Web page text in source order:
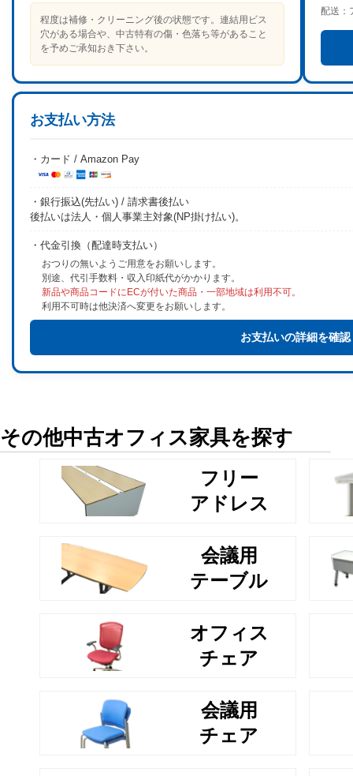
程度は補修・クリーニング後の状態です。連結用ビス
穴がある場合や、中古特有の傷・色落ち等があること
を予めご承知おき下さい。
配送：
お支払い方法
・カード / Amazon Pay
・銀行振込(先払い) / 請求書後払い
後払いは法人・個人事業主対象(NP掛け払い)。
・代金引換（配達時支払い）
おつりの無いようご用意をお願いします。
別途、代引手数料・収入印紙代がかかります。
新品や商品コードにECが付いた商品・一部地域は利用不可。
利用不可時は他決済へ変更をお願いします。
お支払いの詳細を確認
その他中古オフィス家具を探す
フリー
アドレス
会議用
テーブル
オフィス
チェア
会議用
チェア